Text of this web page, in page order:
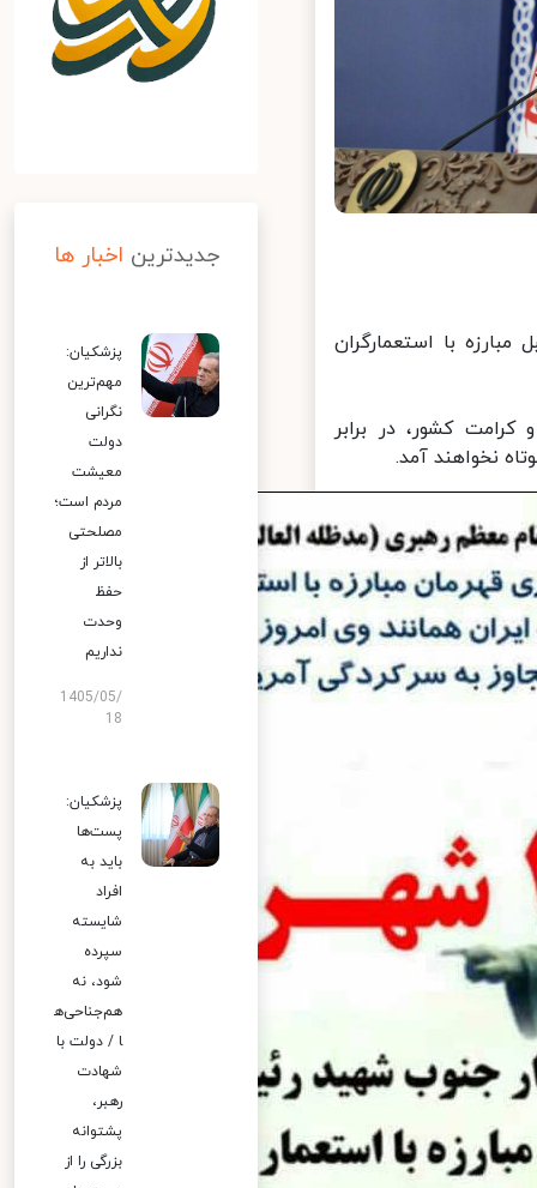
با استعمارگران
کشور، در برابر
نخواهند آمد.
جدیدترین اخبار ها
پزشکیان:
مهم‌ترین
نگرانی
دولت
معیشت
مردم است؛
مصلحتی
بالاتر از
حفظ
وحدت
نداریم
1405/05/
18
پزشکیان:
پست‌ها
باید به
افراد
شایسته
سپرده
شود، نه
هم‌جناحی‌ه
ا / دولت با
شهادت
رهبر،
پشتوانه
بزرگی را از